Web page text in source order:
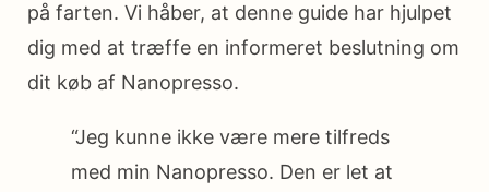
på farten. Vi håber, at denne guide har hjulpet
dig med at træffe en informeret beslutning om
dit køb af Nanopresso.
“Jeg kunne ikke være mere tilfreds
med min Nanopresso. Den er let at